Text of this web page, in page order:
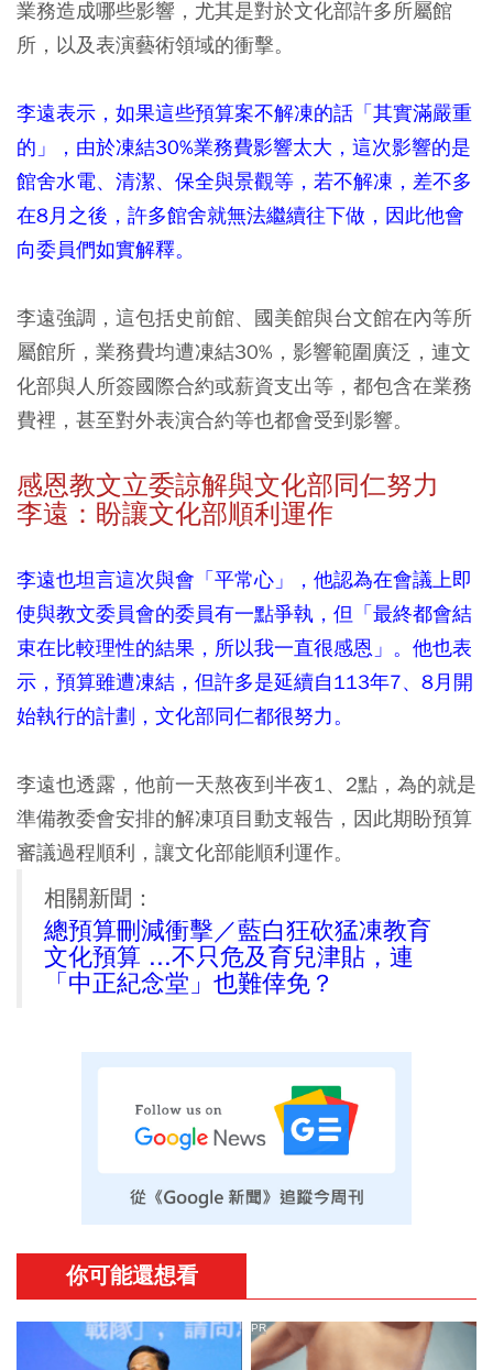
業務造成哪些影響，尤其是對於文化部許多所屬館
所，以及表演藝術領域的衝擊。
李遠表示，如果這些預算案不解凍的話「其實滿嚴重
的」，由於凍結30%業務費影響太大，這次影響的是
館舍水電、清潔、保全與景觀等，若不解凍，差不多
在8月之後，許多館舍就無法繼續往下做，因此他會
向委員們如實解釋。
李遠強調，這包括史前館、國美館與台文館在內等所
屬館所，業務費均遭凍結30%，影響範圍廣泛，連文
化部與人所簽國際合約或薪資支出等，都包含在業務
費裡，甚至對外表演合約等也都會受到影響。
感恩教文立委諒解與文化部同仁努力
李遠：盼讓文化部順利運作
李遠也坦言這次與會「平常心」，他認為在會議上即
使與教文委員會的委員有一點爭執，但「最終都會結
束在比較理性的結果，所以我一直很感恩」。他也表
示，預算雖遭凍結，但許多是延續自113年7、8月開
始執行的計劃，文化部同仁都很努力。
李遠也透露，他前一天熬夜到半夜1、2點，為的就是
準備教委會安排的解凍項目動支報告，因此期盼預算
審議過程順利，讓文化部能順利運作。
相關新聞：
總預算刪減衝擊／藍白狂砍猛凍教育
文化預算 ...不只危及育兒津貼，連
「中正紀念堂」也難倖免？